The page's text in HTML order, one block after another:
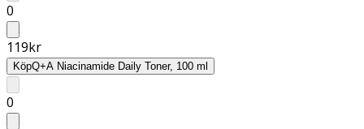
0
119kr
KöpQ+A Niacinamide Daily Toner, 100 ml
0